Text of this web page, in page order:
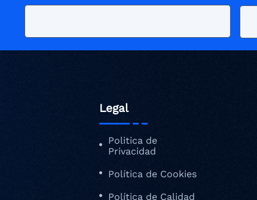
Legal
Politica de
Privacidad
Política de Cookies
Política de Calidad